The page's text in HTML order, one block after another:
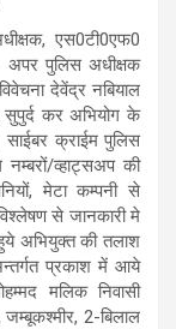
एस0टी0एफ0
अपर पुलिस अधीक्षक
देवेंद्र नबियाल
सुपुर्द कर अभियोग के
क्राईम पुलिस
नम्बरों/व्हाट्सअप की
मेटा कम्पनी से
से जानकारी मे
अभियुक्त की तलाश
प्रकाश में आये
मलिक निवासी
जम्बूकश्मीर, 2-बिलाल